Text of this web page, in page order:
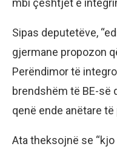
mbi çështjet e
Sipas deputetëve,
gjermane propozon
Perëndimor të
brendshëm të BE-së
qenë ende anëtare të
Ata theksojnë se